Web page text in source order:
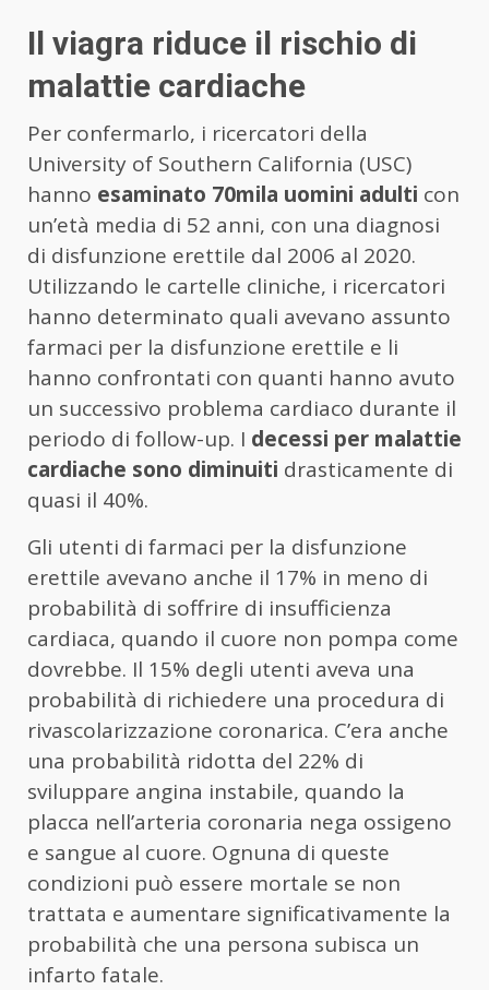
Il viagra riduce il rischio di
malattie cardiache
Per confermarlo, i ricercatori della
University of Southern California (USC)
hanno esaminato 70mila uomini adulti con
un’età media di 52 anni, con una diagnosi
di disfunzione erettile dal 2006 al 2020.
Utilizzando le cartelle cliniche, i ricercatori
hanno determinato quali avevano assunto
farmaci per la disfunzione erettile e li
hanno confrontati con quanti hanno avuto
un successivo problema cardiaco durante il
periodo di follow-up. I decessi per malattie
cardiache sono diminuiti drasticamente di
quasi il 40%.
Gli utenti di farmaci per la disfunzione
erettile avevano anche il 17% in meno di
probabilità di soffrire di insufficienza
cardiaca, quando il cuore non pompa come
dovrebbe. Il 15% degli utenti aveva una
probabilità di richiedere una procedura di
rivascolarizzazione coronarica. C’era anche
una probabilità ridotta del 22% di
sviluppare angina instabile, quando la
placca nell’arteria coronaria nega ossigeno
e sangue al cuore. Ognuna di queste
condizioni può essere mortale se non
trattata e aumentare significativamente la
probabilità che una persona subisca un
infarto fatale.